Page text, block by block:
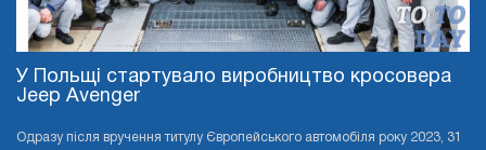
У Польщі стартувало виробництво кросовера
Jeep Avenger
Одразу після вручення титулу Європейського автомобіля року 2023, 31